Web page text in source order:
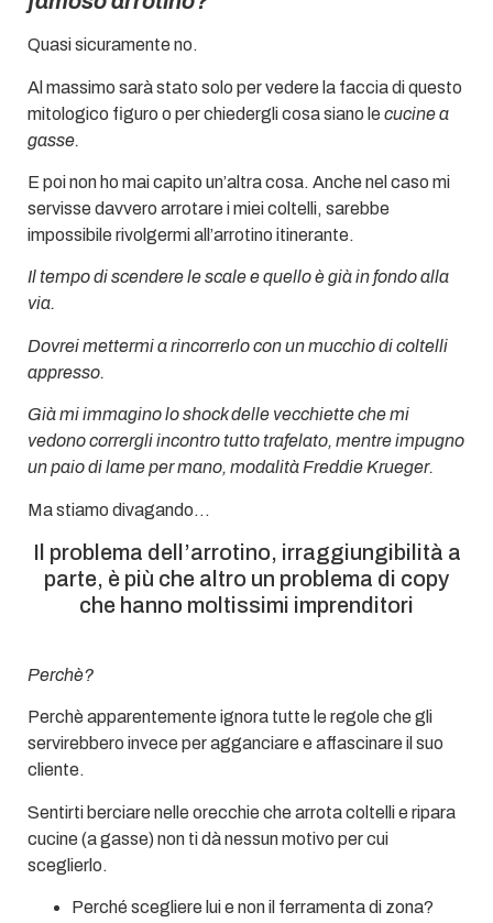
Quasi sicuramente no.
Al massimo sarà stato solo per vedere la faccia di questo
mitologico figuro o per chiedergli cosa siano lecucine a
gasse.
E poi non ho mai capito un’altra cosa. Anche nel caso mi
servisse davvero arrotare i miei coltelli, sarebbe
impossibile rivolgermi all’arrotino itinerante.
Il tempo di scendere le scale e quello è già in fondo alla
via.
Dovrei mettermi a rincorrerlo con un mucchio di coltelli
appresso.
Già mi immagino lo shock delle vecchiette che mi
vedono corrergli incontro tutto trafelato, mentre impugno
un paio di lame per mano, modalità Freddie Krueger.
Ma stiamo divagando…
Il problema dell’arrotino, irraggiungibilità a
parte, è più che altro un problema di copy
che hanno moltissimi imprenditori
Perchè?
Perchè apparentemente ignora tutte le regole che gli
servirebbero invece per agganciare e affascinare il suo
cliente.
Sentirti berciare nelle orecchie che arrota coltelli e ripara
cucine (a gasse) non ti dà nessun motivo per cui
sceglierlo.
Perché scegliere lui e non il ferramenta di zona?